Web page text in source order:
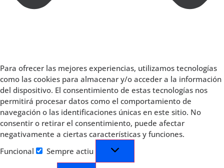
Para ofrecer las mejores experiencias, utilizamos tecnologías
como las cookies para almacenar y/o acceder a la información
del dispositivo. El consentimiento de estas tecnologías nos
permitirá procesar datos como el comportamiento de
navegación o las identificaciones únicas en este sitio. No
consentir o retirar el consentimiento, puede afectar
negativamente a ciertas características y funciones.
Funcional
Sempre actiu